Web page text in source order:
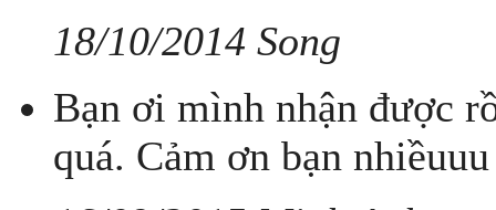
18/10/2014 Song
Bạn ơi mình nhận được
quá. Cảm ơn bạn nhiềuuu